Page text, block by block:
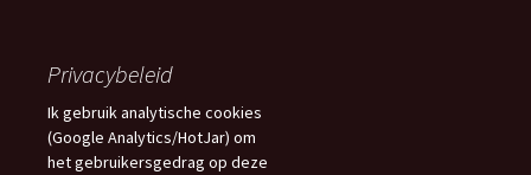
Privacybeleid
Ik gebruik analytische cookies
(Google Analytics/HotJar) om
het gebruikersgedrag op deze